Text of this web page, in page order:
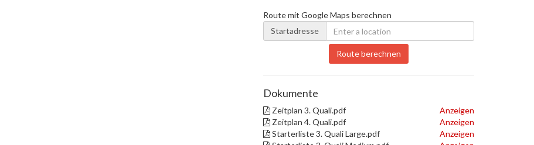
Route mit Google Maps berechnen
Startadresse
Route berechnen
Dokumente
Zeitplan 3. Quali.pdf
Anzeigen
Zeitplan 4. Quali.pdf
Anzeigen
Starterliste 3. Quali Large.pdf
Anzeigen